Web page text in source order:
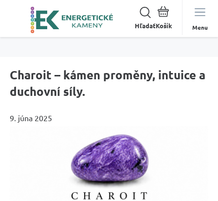
Hľadať Menu
Charoit – kámen proměny, intuice a
duchovní síly.
9. júna 2025